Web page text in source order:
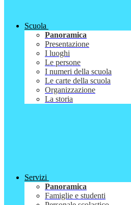
Scuola
Panoramica
Presentazione
I luoghi
Le persone
I numeri della scuola
Le carte della scuola
Organizzazione
La storia
Servizi
Panoramica
Famiglie e studenti